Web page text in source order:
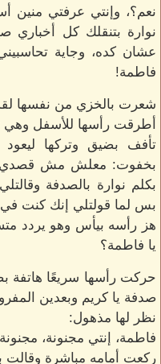
نعم؟، وإنتي عرفتي منين
نوارة بتنقلك كل أخباري
عشان كده، وجاية
فاطمة!
شعرت بالخزي من نفسها لقد
أطرقت رأسها للأسفل وهي
تأفف بضيق وتركها ليعود
بخفوت: معلش مش قصدي
بكلم نوارة بالصدفة
بس لما قولتلي إنك كنت
هز رأسه بيأس وهو يردد
يا فاطمة؟
حركت رأسها سريعًا هاتفة
صدفة يا كريم وبعدين
نظر لها مذهول:
فاطمة، إنتي مجنونة،
ركعت أمامه مباشرة وقالت